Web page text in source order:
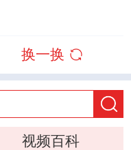
换一换
视频百科